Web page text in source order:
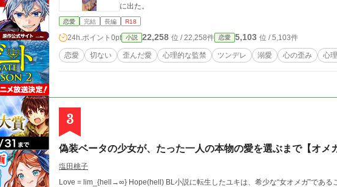
に出た。
恋愛 完結 長編 R18
24h.ポイント 0pt 小説 22,258 位 / 22,258件 恋愛 5,103 位 / 5,103件
恋愛 切ない 歪んだ愛 心理的な監禁 ツンデレ 溺愛 心の歪み 心
3
偽装ベータの少女が、たった一人の本物の愛を選ぶまで【オメ
塩田桃子
Love = lim_{hell→∞} Hope(hell) BL小説に転生したユキは、希少な“女オメガ”であることを隠し、薬と瓶底眼鏡で無害なベータ令嬢と